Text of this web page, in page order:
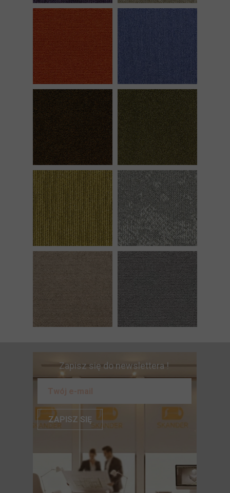
Zapisz się do newslettera !
ZAPISZ SIĘ